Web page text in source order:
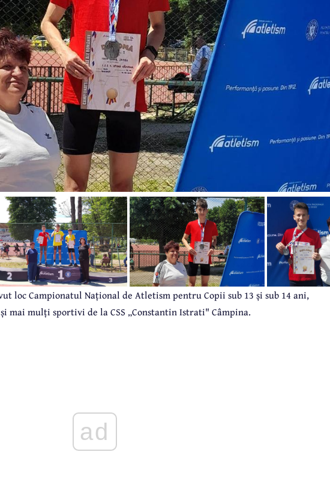
loc Campionatul Național de Atletism pentru Copii sub 13 și sub 14 ani,
mai mulți sportivi de la CSS „Constantin Istrati" Câmpina.
ad